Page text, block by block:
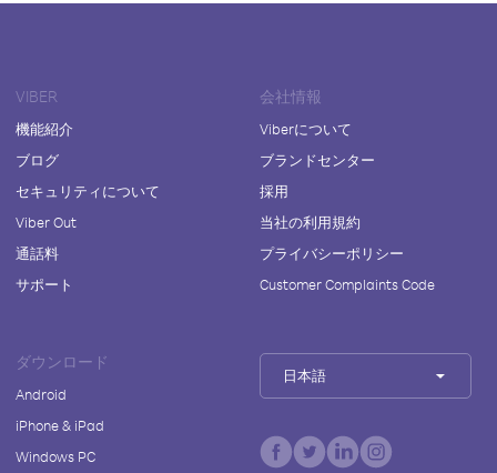
VIBER
機能紹介
ブログ
セキュリティについて
Viber Out
通話料
サポート
会社情報
Viberについて
ブランドセンター
採用
当社の利用規約
プライバシーポリシー
Customer Complaints Code
ダウンロード
Android
iPhone & iPad
Windows PC
日本語